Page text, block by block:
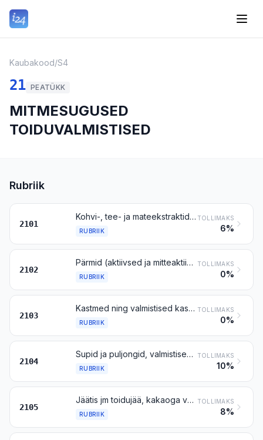
Kaubakood/S4
21 PEATÜKK
MITMESUGUSED
TOIDUVALMISTISED
Rubriik
2101
Kohvi-, tee- ja mateekstraktid, -essentsid ja -kontsentraadid, tooted kohvist, teest või matest või nende ekstraktidest, essentsidest ja kontsentraatidest; röstitud sigur jm röstitud kohviasendajad, ekstraktid, essentsid ja kontsentraadid nendest
RUBRIIK
TOLLIMAKS
6%
2102
Pärmid (aktiivsed ja mitteaktiivsed); muud mitteaktiivsed (surnud) üherakulised mikroorganismid (v.a rubriigis 3002 nimetatud vaktsiinid); valmis küpsetuspulbrid
RUBRIIK
TOLLIMAKS
0%
2103
Kastmed ning valmistised kastmete valmistamiseks; kastmelisandite segud, maitseainesegud; sinepipulber ja valmissinep
RUBRIIK
TOLLIMAKS
0%
2104
Supid ja puljongid, valmistised nende valmistamiseks; homogeenitud toidusegud kahest või enamast komponendist
RUBRIIK
TOLLIMAKS
10%
2105
Jäätis jm toidujää, kakaoga või kakaota
RUBRIIK
TOLLIMAKS
8%